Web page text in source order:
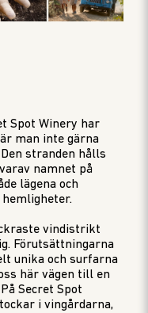
Spot Winery har
man inte gärna
stranden hålls
namnet på
lägena och
vindistrikt
Förutsättningarna
unika och surfarna
här vägen till en
Secret Spot
i vingårdarna,